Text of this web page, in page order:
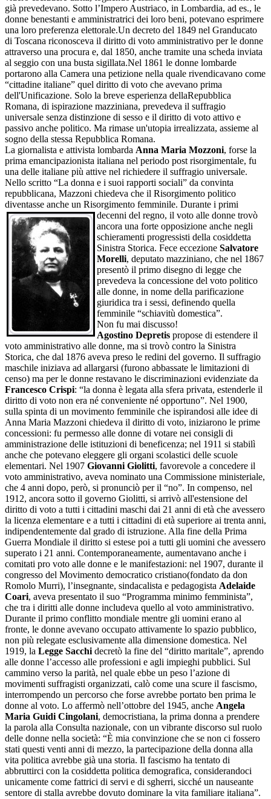
già prevedevano. Sotto l’Impero Austriaco, in Lombardia, ad es., le
donne benestanti e amministratrici dei loro beni, potevano esprimere
una loro preferenza elettorale.Un decreto del 1849 nel Granducato
di Toscana riconosceva il diritto di voto amministrativo per le donne
attraverso una procura e, dal 1850, anche tramite una scheda inviata
al seggio con una busta sigillata.Nel 1861 le donne lombarde
portarono alla Camera una petizione nella quale rivendicavano come
“cittadine italiane” quel diritto di voto che avevano prima
dell'Unificazione. Solo la breve esperienza dellaRepubblica
Romana, di ispirazione mazziniana, prevedeva il suffragio
universale senza distinzione di sesso e il diritto di voto attivo e
passivo anche politico. Ma rimase un'utopia irrealizzata, assieme al
sogno della stessa Repubblica Romana.
La giornalista e attivista lombarda Anna Maria Mozzoni, forse la
prima emancipazionista italiana nel periodo post risorgimentale, fu
una delle italiane più attive nel richiedere il suffragio universale.
Nello scritto “La donna e i suoi rapporti sociali” da convinta
repubblicana, Mazzoni chiedeva che il Risorgimento politico
diventasse anche un Risorgimento femminile. Durante i primi
decenni del regno, il voto alle donne trovò
ancora una forte opposizione anche negli
schieramenti progressisti della cosiddetta
Sinistra Storica. Fece eccezione Salvatore
Morelli, deputato mazziniano, che nel 1867
presentò il primo disegno di legge che
prevedeva la concessione del voto politico
alle donne, in nome della parificazione
giuridica tra i sessi, definendo quella
femminile “schiavitù domestica”.
Non fu mai discusso!
Agostino Depretis propose di estendere il
voto amministrativo alle donne, ma si trovò contro la Sinistra
Storica, che dal 1876 aveva preso le redini del governo. Il suffragio
maschile iniziava ad allargarsi (furono abbassate le limitazioni di
censo) ma per le donne restavano le discriminazioni evidenziate da
Francesco Crispi: “la donna è legata alla sfera privata, estenderle il
diritto di voto non era né conveniente né opportuno”. Nel 1900,
sulla spinta di un movimento femminile che ispirandosi alle idee di
Anna Maria Mazzoni chiedeva il diritto di voto, iniziarono le prime
concessioni: fu permesso alle donne di votare nei consigli di
amministrazione delle istituzioni di beneficenza; nel 1911 si stabilì
anche che potevano eleggere gli organi scolastici delle scuole
elementari. Nel 1907 Giovanni Giolitti, favorevole a concedere il
voto amministrativo, aveva nominato una Commissione ministeriale,
che 4 anni dopo, però, si pronunciò per il “no”. In compenso, nel
1912, ancora sotto il governo Giolitti, si arrivò all'estensione del
diritto di voto a tutti i cittadini maschi dai 21 anni di età che avessero
la licenza elementare e a tutti i cittadini di età superiore ai trenta anni,
indipendentemente dal grado di istruzione. Alla fine della Prima
Guerra Mondiale il diritto si estese poi a tutti gli uomini che avessero
superato i 21 anni. Contemporaneamente, aumentavano anche i
comitati pro voto alle donne e le manifestazioni: nel 1907, durante il
congresso del Movimento democratico cristiano(fondato da don
Romolo Murri), l’insegnante, sindacalista e pedagogista Adelaide
Coari, aveva presentato il suo “Programma minimo femminista”,
che tra i diritti alle donne includeva quello al voto amministrativo.
Durante il primo conflitto mondiale mentre gli uomini erano al
fronte, le donne avevano occupato attivamente lo spazio pubblico,
non più relegate esclusivamente alla dimensione domestica. Nel
1919, la Legge Sacchidecretò la fine del “diritto maritale”, aprendo
alle donne l’accesso alle professioni e agli impieghi pubblici. Sul
cammino verso la parità, nel quale ebbe un peso l’azione di
movimenti suffragisti organizzati, calò come una scure il fascismo,
interrompendo un percorso che forse avrebbe portato ben prima le
donne al voto. Lo affermò nell’ottobre del 1945, anche Angela
Maria Guidi Cingolani, democristiana, la prima donna a prendere
la parola alla Consulta nazionale, con un vibrante discorso sul ruolo
delle donne nella società: “È mia convinzione che se non ci fossero
stati questi venti anni di mezzo, la partecipazione della donna alla
vita politica avrebbe già una storia. Il fascismo ha tentato di
abbruttirci con la cosiddetta politica demografica, considerandoci
unicamente come fattrici di servi e di sgherri, sicché un nauseante
sentore di stalla avrebbe dovuto dominare la vita familiare italiana”.